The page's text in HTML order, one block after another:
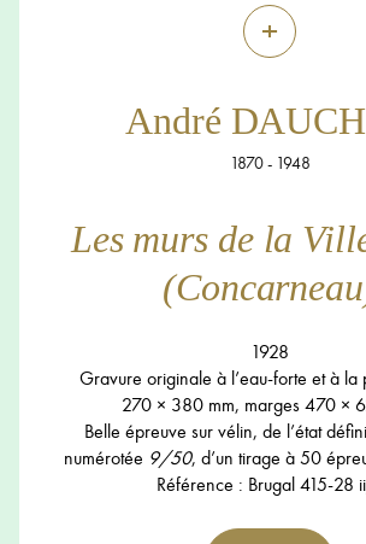
+
André
1870 - 1948
Les murs de la
1928
Gravure originale à l’eau-forte et à la
270 × 380 mm, marges 470 ×
Belle épreuve sur vélin, de l’état
numérotée 9/50, d’un tirage à 50
Référence : Brugal 415-28